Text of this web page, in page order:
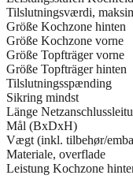
Tilslutningsværdi,
Größe Kochzone hinten
Größe Kochzone vorne
Größe Topfträger vorne
Größe Topfträger hinten
Tilslutningsspænding
Sikring mindst
Länge
Mål (BxDxH)
Vægt (inkl. tilbehør/
Materiale, overflade
Leistung Kochzone